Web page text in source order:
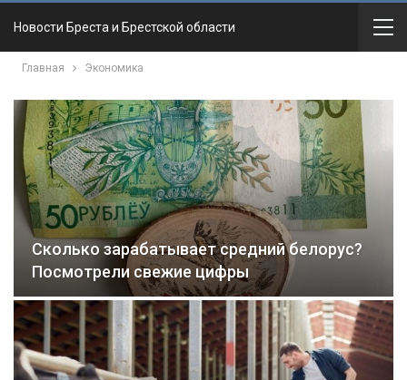
Новости Бреста и Брестской области
Главная Экономика
Сколько зарабатывает средний белорус?
Посмотрели свежие цифры